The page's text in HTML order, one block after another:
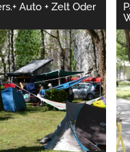
Auto + Zelt Oder